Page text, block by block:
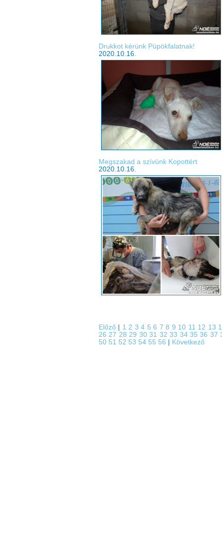
Drukkot kérünk Püpökfalatnak!
2020.10.16.
Megszakad a szívünk Kopottért
2020.10.16.
Előző | 1 2 34 56 78 9 10 11 12 13
26 27 28 29 3031 3233 34 3536 37
50 51 52 53 54 55 56 | Következő